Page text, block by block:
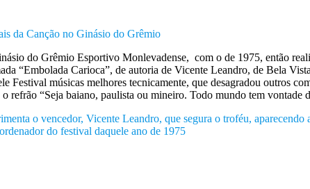
da Canção no Ginásio do Grêmio
do Grêmio Esportivo Monlevadense, com o de 1975, então
“Embolada Carioca”, de autoria de Vicente Leandro, de Bela
Festival músicas melhores tecnicamente, que desagradou outros
refrão “Seja baiano, paulista ou mineiro. Todo mundo tem vontade
o vencedor, Vicente Leandro, que segura o troféu,
do festival daquele ano de 1975